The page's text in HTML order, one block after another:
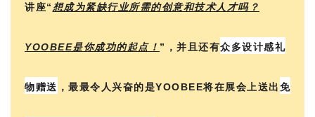
讲座“想成为紧缺行业所需的创意和技术人才吗？
YOOBEE是你成功的起点！ ” ，并且还有众多设计感礼
物赠送 ，最最令人兴奋的是YOOBEE将在展会上送出免